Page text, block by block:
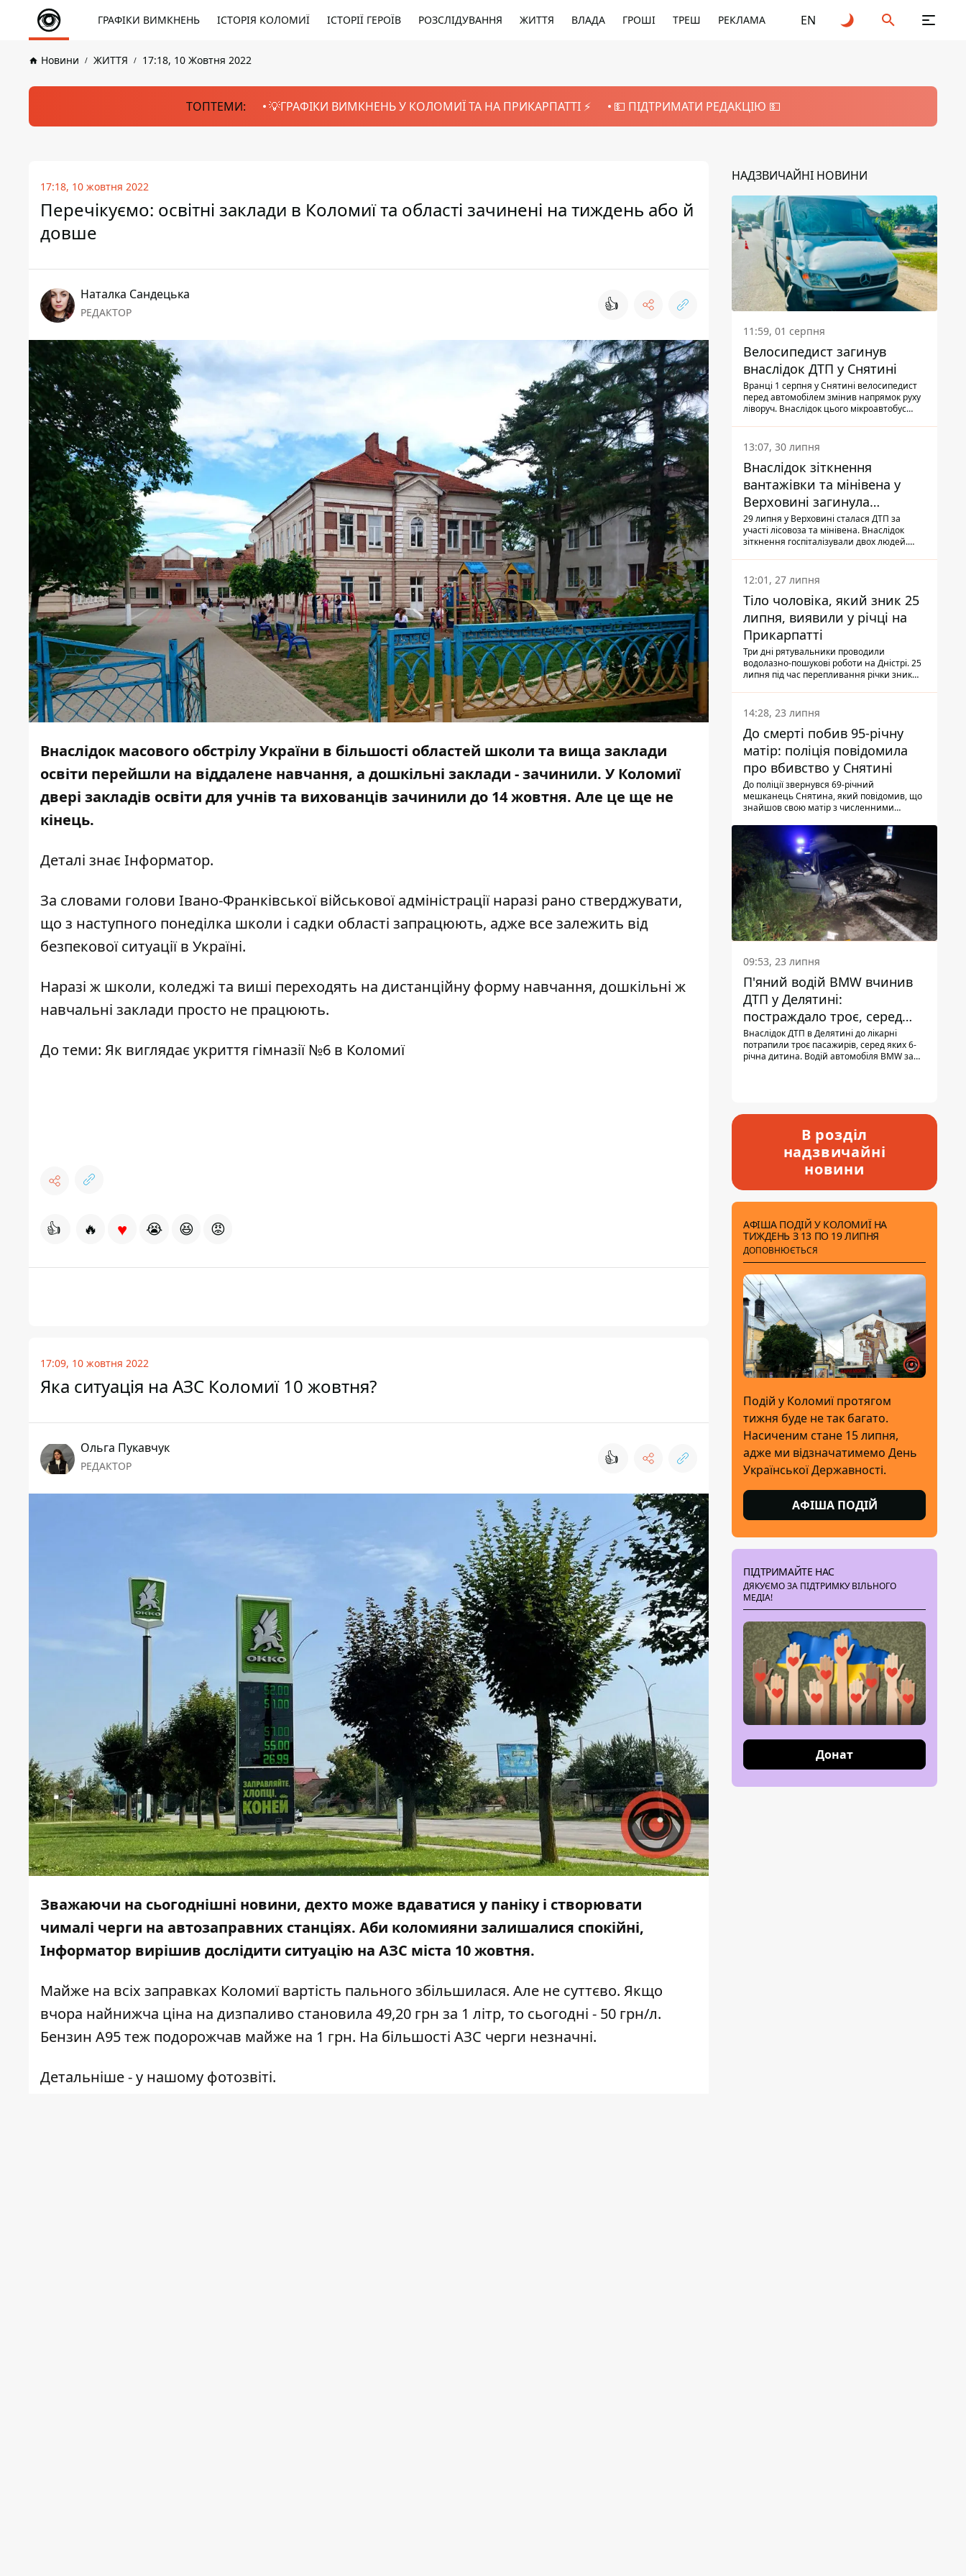
ГРАФІКИ ВИМКНЕНЬ ІСТОРІЯ КОЛОМИЇ ІСТОРІЇ ГЕРОЇВ РОЗСЛІДУВАННЯ ЖИТТЯ ВЛАДА ГРОШІ ТРЕШ РЕКЛАМА EN
Новини ЖИТТЯ 17:18, 10 Жовтня 2022
ТОПТЕМИ: 💡ГРАФІКИ ВИМКНЕНЬ У КОЛОМИЇ ТА НА ПРИКАРПАТТІ ⚡️ 💵 ПІДТРИМАТИ РЕДАКЦІЮ 💵
17:18, 10 жовтня 2022
Перечікуємо: освітні заклади в Коломиї та області зачинені на тиждень або й
довше
Наталка Сандецька
РЕДАКТОР 👍
Внаслідок масового обстрілу України в більшості областей школи та вища заклади
освіти перейшли на віддалене навчання, а дошкільні заклади - зачинили. У Коломиї
двері закладів освіти для учнів та вихованців зачинили до 14 жовтня. Але це ще не
кінець.
Деталі знає Інформатор.
За словами голови Івано-Франківської військової адміністрації наразі рано стверджувати,
що з наступного понеділка школи і садки області запрацюють, адже все залежить від
безпекової ситуації в Україні.
Наразі ж школи, коледжі та виші переходять на дистанційну форму навчання, дошкільні ж
навчальні заклади просто не працюють.
До теми: Як виглядає укриття гімназії №6 в Коломиї
👍 🔥 ♥ 😭 😆 😡
17:09, 10 жовтня 2022
Яка ситуація на АЗС Коломиї 10 жовтня?
Ольга Пукавчук
РЕДАКТОР 👍
Зважаючи на сьогоднішні новини, дехто може вдаватися у паніку і створювати
чималі черги на автозаправних станціях. Аби коломияни залишалися спокійні,
Інформатор вирішив дослідити ситуацію на АЗС міста 10 жовтня.
Майже на всіх заправках Коломиї вартість пального збільшилася. Але не суттєво. Якщо
вчора найнижча ціна на дизпаливо становила 49,20 грн за 1 літр, то сьогодні - 50 грн/л.
Бензин А95 теж подорожчав майже на 1 грн. На більшості АЗС черги незначні.
Детальніше - у нашому фотозвіті.
НАДЗВИЧАЙНІ НОВИНИ
11:59, 01 серпня
Велосипедист загинув
внаслідок ДТП у Снятині
Вранці 1 серпня у Снятині велосипедист
перед автомобілем змінив напрямок руху
ліворуч. Внаслідок цього мікроавтобус
13:07, 30 липня
Внаслідок зіткнення
вантажівки та мінівена у
Верховині загинула
пасажирка, водійка - у
лікарні
29 липня у Верховині сталася ДТП за
участі лісовоза та мінівена. Внаслідок
зіткнення госпіталізували двох людей.
Також травми отримала водійка
автомобіля.
12:01, 27 липня
Тіло чоловіка, який зник 25
липня, виявили у річці на
Прикарпатті
Три дні рятувальники проводили
водолазно-пошукові роботи на Дністрі. 25
липня під час перепливання річки зник
виявили тіло.
14:28, 23 липня
До смерті побив 95-річну
матір: поліція повідомила
про вбивство у Снятині
До поліції звернувся 69-річний
мешканець Снятина, який повідомив, що
знайшов свою матір з численними
з'ясували правоохоронці, ці травми жінці
наніс її син.
09:53, 23 липня
П'яний водій BMW вчинив
ДТП у Делятині:
постраждало троє, серед
них - дитина
Внаслідок ДТП в Делятині до лікарні
потрапили троє пасажирів, серед яких 6-
річна дитина. Водій автомобіля BMW за
В розділ
надзвичайні
новини
АФІША ПОДІЙ У КОЛОМИЇ НА
ТИЖДЕНЬ З 13 ПО 19 ЛИПНЯ
ДОПОВНЮЄТЬСЯ
Подій у Коломиї протягом
тижня буде не так багато.
Насиченим стане 15 липня,
адже ми відзначатимемо День
Української Державності.
АФІША ПОДІЙ
ПІДТРИМАЙТЕ НАС
ДЯКУЄМО ЗА ПІДТРИМКУ ВІЛЬНОГО
МЕДІА!
Донат